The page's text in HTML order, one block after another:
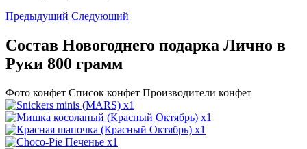
Предыдущий Следующий
Состав Новогоднего подарка Лично в
Руки 800 грамм
Фото конфет Список конфет Производители конфет
x1
x1
x1
x1